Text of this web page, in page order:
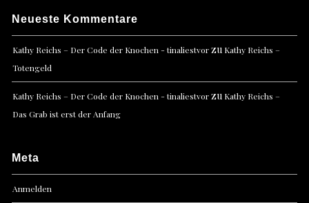
Neueste Kommentare
Kathy Reichs – Der Code der Knochen - tinaliestvorzu Kathy Reichs –
Totengeld
Kathy Reichs – Der Code der Knochen - tinaliestvorzu Kathy Reichs –
Das Grab ist erst der Anfang
Meta
Anmelden